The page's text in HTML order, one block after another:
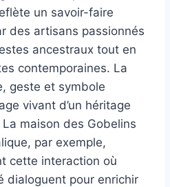
un savoir-faire
des artisans passionnés
ancestraux tout en
contemporaines. La
geste et symbole
vivant d’un héritage
maison des Gobelins
par exemple,
cette interaction où
dialoguent pour enrichir